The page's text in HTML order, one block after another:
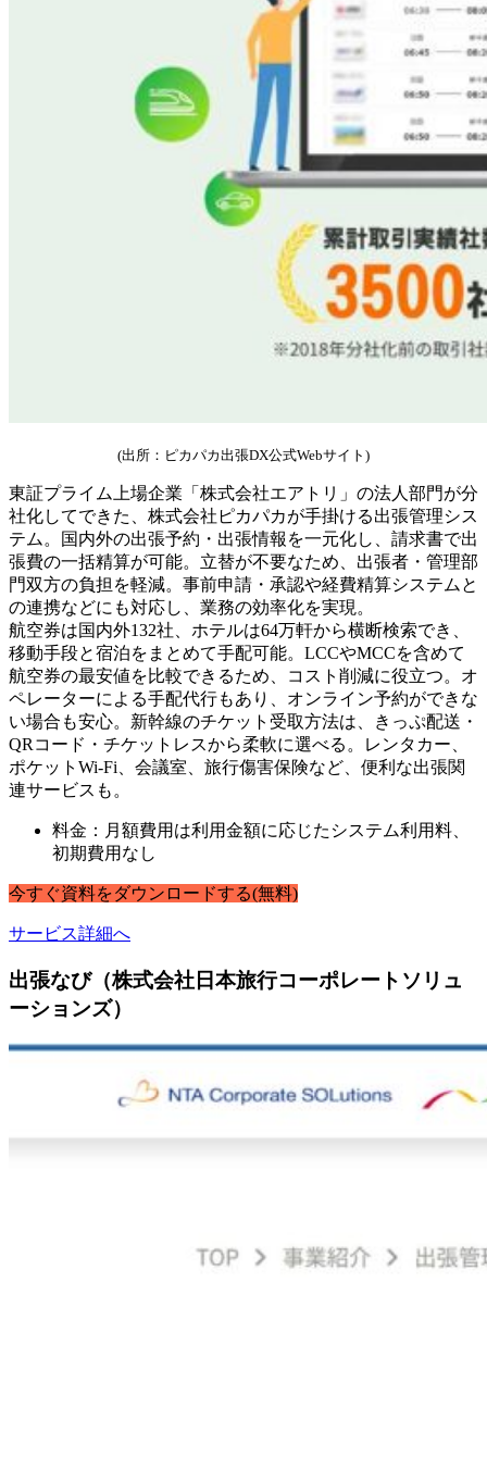
(出所：ピカパカ出張DX公式Webサイト)
東証プライム上場企業「株式会社エアトリ」の法人部門が分
社化してできた、株式会社ピカパカが手掛ける出張管理シス
テム。国内外の出張予約・出張情報を一元化し、請求書で出
張費の一括精算が可能。立替が不要なため、出張者・管理部
門双方の負担を軽減。事前申請・承認や経費精算システムと
の連携などにも対応し、業務の効率化を実現。
航空券は国内外132社、ホテルは64万軒から横断検索でき、
移動手段と宿泊をまとめて手配可能。LCCやMCCを含めて
航空券の最安値を比較できるため、コスト削減に役立つ。オ
ペレーターによる手配代行もあり、オンライン予約ができな
い場合も安心。新幹線のチケット受取方法は、きっぷ配送・
QRコード・チケットレスから柔軟に選べる。レンタカー、
ポケットWi-Fi、会議室、旅行傷害保険など、便利な出張関
連サービスも。
料金：月額費用は利用金額に応じたシステム利用料、
初期費用なし
今すぐ資料をダウンロードする(無料)
サービス詳細へ
出張なび（株式会社日本旅行コーポレートソリュ
ーションズ）